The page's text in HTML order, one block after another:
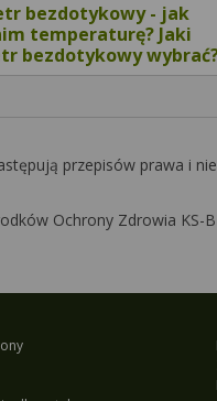
bezdotykowy - jak
temperaturę? Jaki
bezdotykowy
przepisów prawa i
Ochrony Zdrowia KS-